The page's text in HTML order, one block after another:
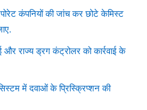
कंपनियों की जांच कर छोटे केमिस्ट
और राज्य ड्रग कंट्रोलर को कार्रवाई के
में दवाओं के प्रिस्क्रिप्शन की